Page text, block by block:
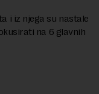
i iz njega su nastale
na 6 glavnih